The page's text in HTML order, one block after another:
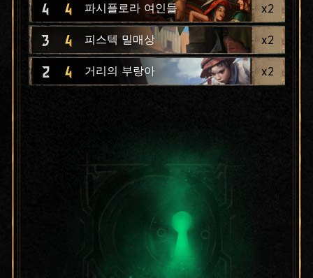
4 4 파시플로라 여인들 x2
3 4 피스텍 밀매상 x2
2 4 거리의 부랑아 x2